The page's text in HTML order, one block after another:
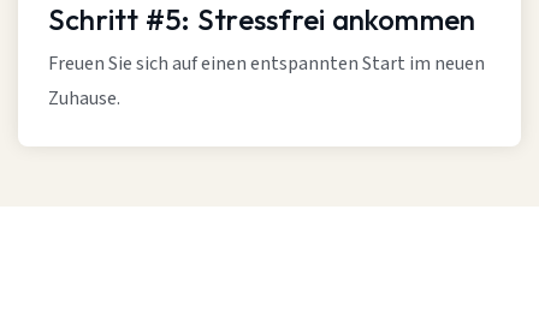
Schritt #5: Stressfrei ankommen
Freuen Sie sich auf einen entspannten Start im neuen
Zuhause.